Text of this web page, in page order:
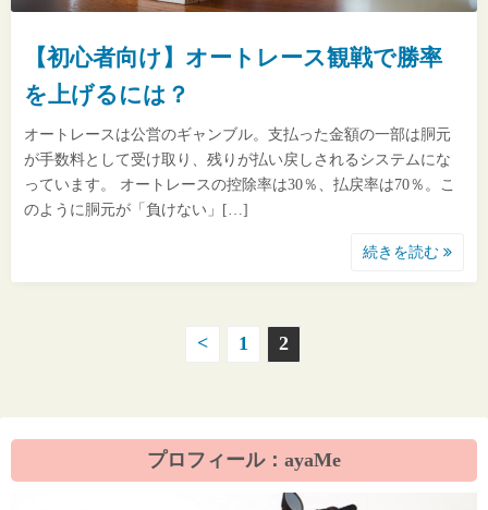
【初心者向け】オートレース観戦で勝率
を上げるには？
オートレースは公営のギャンブル。支払った金額の一部は胴元
が手数料として受け取り、残りが払い戻しされるシステムにな
っています。 オートレースの控除率は30％、払戻率は70％。こ
のように胴元が「負けない」[…]
続きを読む
ペ
< 1 2
プロフィール：ayaMe